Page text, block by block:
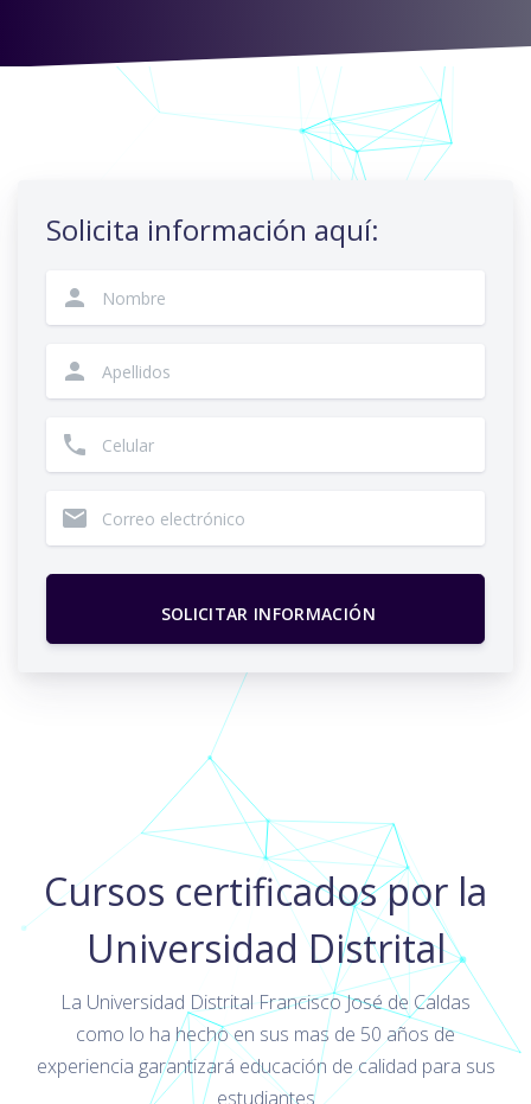
Solicita información aquí:
person
person
phone
email
SOLICITAR INFORMACIÓN
Cursos certificados por la
Universidad Distrital
La Universidad Distrital Francisco José de Caldas
como lo ha hecho en sus mas de 50 años de
experiencia garantizará educación de calidad para sus
estudiantes